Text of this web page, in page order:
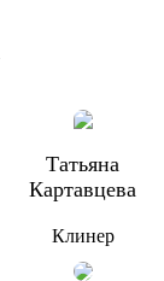
Татьяна
Картавцева
Клинер